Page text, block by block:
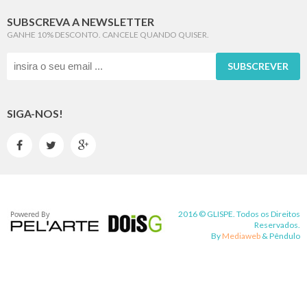
SUBSCREVA A NEWSLETTER
GANHE 10% DESCONTO. CANCELE QUANDO QUISER.
SUBSCREVER
SIGA-NOS!
  
2016 © GLISPE. Todos os Direitos
Reservados.
By Mediaweb & Pêndulo